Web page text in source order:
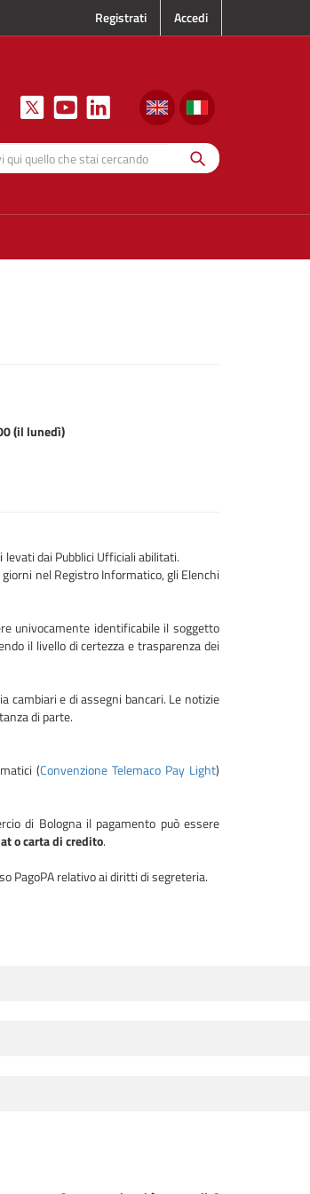
Registrati Accedi
stai
Cerca
(il lunedì)
levati dai Pubblici Ufficiali abilitati.
nel Registro Informatico, gli Elenchi
univocamente identificabile il soggetto
il livello di certezza e trasparenza dei
cambiari e di assegni bancari. Le notizie
di parte.
(Convenzione Telemaco Pay Light)
di Bologna il pagamento può essere
o carta di credito.
PagoPA relativo ai diritti di segreteria.